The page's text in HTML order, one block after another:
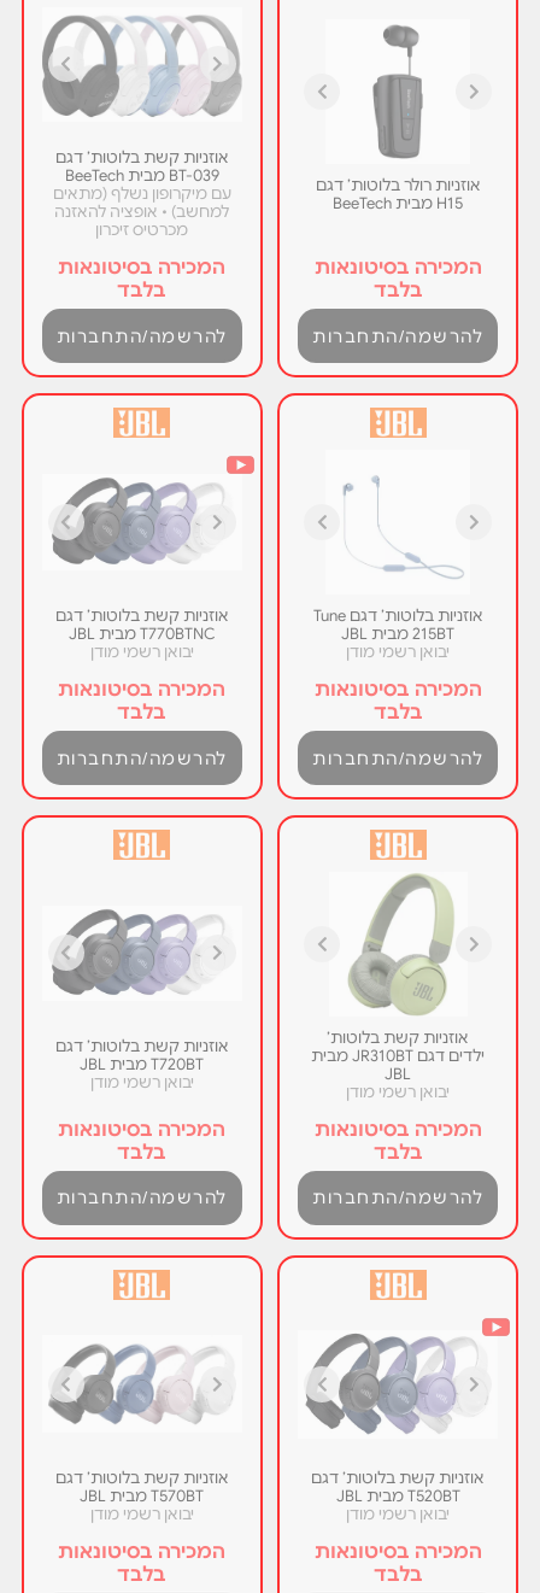
אוזניות רולר בלוטות’ דגם
H15 מבית BeeTech
המכירה בסיטונאות
בלבד
להרשמה/התחברות
אוזניות קשת בלוטות’ דגם
BT-039 מבית BeeTech
עם מיקרופון נשלף (מתאים
למחשב) • אופציה להאזנה
מכרטיס זיכרון
המכירה בסיטונאות
בלבד
להרשמה/התחברות
אוזניות בלוטות’ דגם Tune
215BT מבית JBL
יבואן רשמי מודן
המכירה בסיטונאות
בלבד
להרשמה/התחברות
אוזניות קשת בלוטות’ דגם
T770BTNC מבית JBL
יבואן רשמי מודן
המכירה בסיטונאות
בלבד
להרשמה/התחברות
אוזניות קשת בלוטות’
ילדים דגם JR310BT מבית
JBL
יבואן רשמי מודן
המכירה בסיטונאות
בלבד
להרשמה/התחברות
אוזניות קשת בלוטות’ דגם
T720BT מבית JBL
יבואן רשמי מודן
המכירה בסיטונאות
בלבד
להרשמה/התחברות
אוזניות קשת בלוטות’ דגם
T520BT מבית JBL
יבואן רשמי מודן
המכירה בסיטונאות
בלבד
אוזניות קשת בלוטות’ דגם
T570BT מבית JBL
יבואן רשמי מודן
המכירה בסיטונאות
בלבד